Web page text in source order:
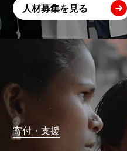
人材募集を見る
寄付・支援